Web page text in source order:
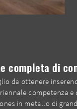
completa di
da ottenere
competenza
in metallo di